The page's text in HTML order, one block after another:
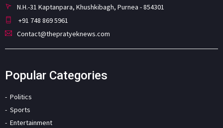
N.H.-31 Kaptanpara, Khushkibagh, Purnea - 854301
+91 748 869 5961
Contact@thepratyeknews.com
Popular Categories
Politics
Sports
Entertainment